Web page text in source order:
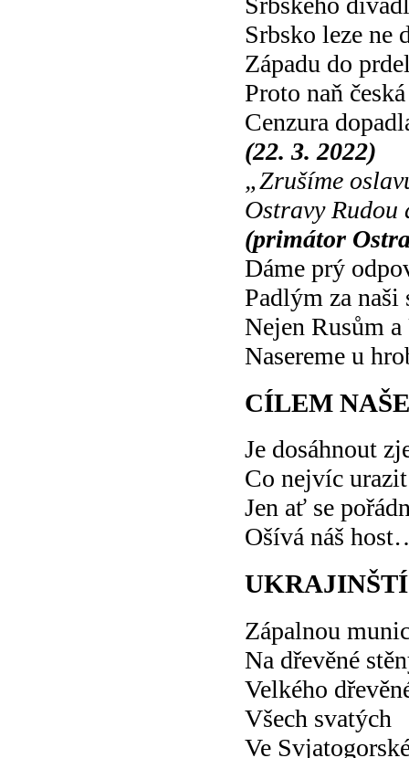
Srbsko leze ne
Západu do
Proto naň česká
Cenzura
(22. 3. 2022)
„Zrušíme
Ostravy
(primátor
Dáme prý
Padlým za naši
Nejen Rusům
Nasereme u
CÍLEM
Je dosáhnout
Co nejvíc
Jen ať se
Ošívá náš
Zápalnou
Na dřevěné
Velkého
Všech svatých
Ve